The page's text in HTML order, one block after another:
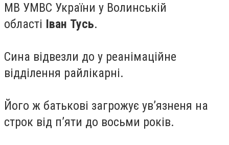
МВ УМВС України у Волинській
області Іван Тусь.
Сина відвезли до у реанімаційне
відділення райлікарні.
Його ж батькові загрожує ув’язненя на
строк від п’яти до восьми років.